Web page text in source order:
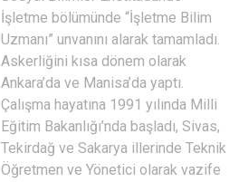
İşletme bölümünde “İşletme Bilim
Uzmanı” unvanını alarak tamamladı.
Askerliğini kısa dönem olarak
Ankara’da ve Manisa’da yaptı.
Çalışma hayatına 1991 yılında Milli
Eğitim Bakanlığı’nda başladı, Sivas,
Tekirdağ ve Sakarya illerinde Teknik
Öğretmen ve Yönetici olarak vazife